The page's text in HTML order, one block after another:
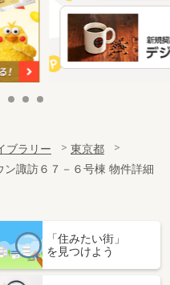
ブラリー
東京都
ン諏訪６７－６号棟 物件詳細
「住みたい街」
を見つけよう